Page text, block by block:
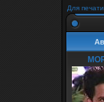
Для печати